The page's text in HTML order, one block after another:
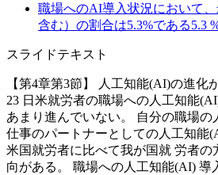
職場へのAI導入状況において
含む）の割合は5.3%である5.3
スライドテキスト
【第4章第3節】 人工知能(AI)の進
23 日米就労者の職場への人工知能
あまり進んでいない。 自分の職場の
仕事のパートナーとしての人工知能
米国就労者に比べて我が国就 労者の
向がある。 職場への人工知能(AI) 導